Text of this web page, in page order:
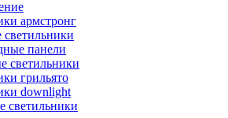
армстронг
панели
светильники
грильято
downlight
светильники